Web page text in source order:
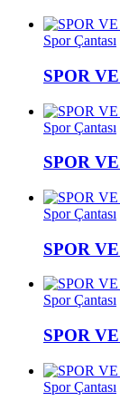
Spor Çantası
SPOR
Spor Çantası
SPOR
Spor Çantası
SPOR
Spor Çantası
SPOR
Spor Çantası